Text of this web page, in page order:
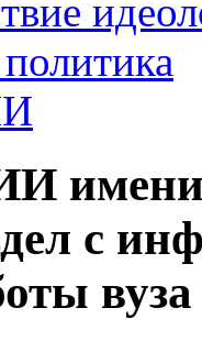
имени
с
вуза